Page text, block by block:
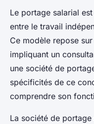
Le portage salarial
entre le travail
Ce modèle repose
impliquant un
une société de
spécificités de ce
comprendre son
La société de